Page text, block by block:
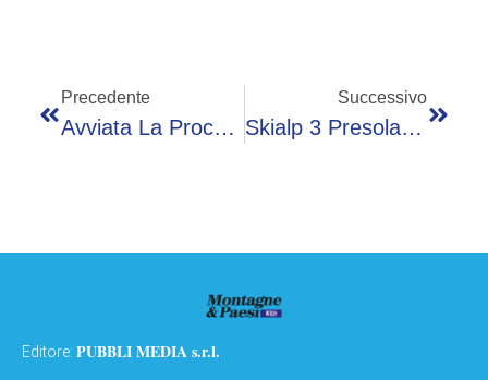
Precedente
Avviata La Procedura Di Scioglimento Del Consiglio Comunale Di Valbondione: Nominato Un Commissario
Successivo
Skialp 3 Presolana, Ecco Il Percorso Della Classica Di Domenica 8 Marzo: «Inedito, Tosto E Spettacolare»
Editore: PUBBLI MEDIA s.r.l.